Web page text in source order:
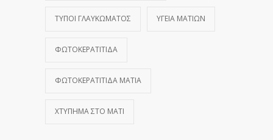
ΤΎΠΟΙ ΓΛΑΥΚΏΜΑΤΟΣ ΥΓΕΊΑ ΜΑΤΙΏΝ
ΦΩΤΟΚΕΡΑΤΊΤΙΔΑ
ΦΩΤΟΚΕΡΑΤΊΤΙΔΑ ΜΆΤΙΑ
ΧΤΎΠΗΜΑ ΣΤΟ ΜΆΤΙ